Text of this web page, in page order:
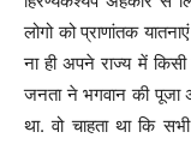
लोगो को प्राणांतक
ना ही अपने राज्य में
जनता ने भगवान की पूजा
था. वो चाहता था कि